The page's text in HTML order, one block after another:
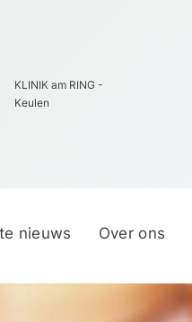
KLINIK am RING -
Keulen
nieuws Over ons